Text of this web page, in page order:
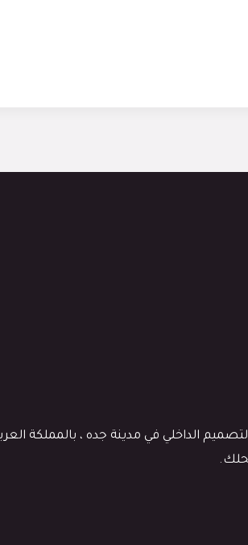
الداخلي في مدينة جده ، بالمملكة